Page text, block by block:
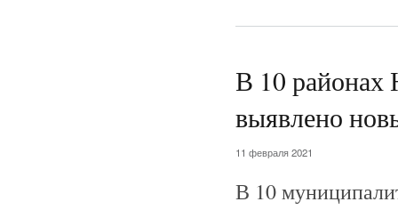
В 10 районах
выявлено
11 февраля 2021
В 10